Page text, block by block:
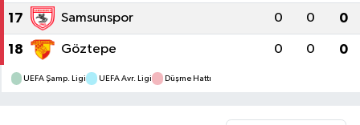
17 Samsunspor 0 0 0
18 Göztepe 0 0 0
UEFA Şamp. Ligi UEFA Avr. Ligi Düşme Hattı